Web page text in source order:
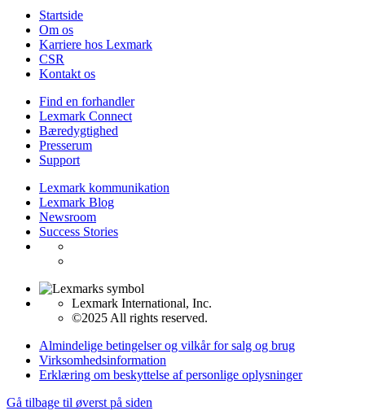
Startside
Om os
Karriere hos Lexmark
CSR
Kontakt os
Find en forhandler
Lexmark Connect
Bæredygtighed
Presserum
Support
Lexmark kommunikation
Lexmark Blog
Newsroom
Success Stories
Lexmark International, Inc.
©2025 All rights reserved.
Almindelige betingelser og vilkår for salg og brug
Virksomhedsinformation
Erklæring om beskyttelse af personlige oplysninger
Gå tilbage til øverst på siden